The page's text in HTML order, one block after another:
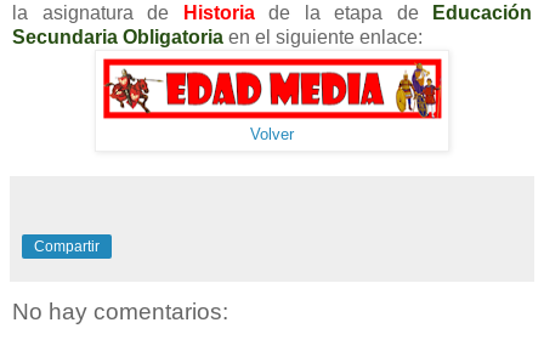
la asignatura de
Historia de la etapa de
Educación
Secundaria Obligatoria en el siguiente enlace:
Volver
Compartir
No hay comentarios: